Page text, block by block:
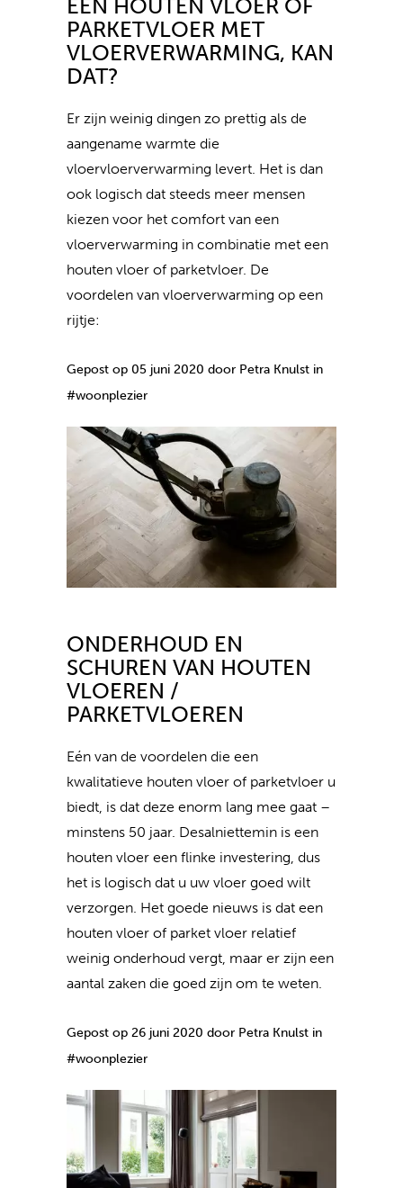
EEN HOUTEN VLOER OF
PARKETVLOER MET
VLOERVERWARMING, KAN
DAT?
Er zijn weinig dingen zo prettig als de
aangename warmte die
vloervloerverwarming levert. Het is dan
ook logisch dat steeds meer mensen
kiezen voor het comfort van een
vloerverwarming in combinatie met een
houten vloer of parketvloer. De
voordelen van vloerverwarming op een
rijtje:
Gepost op 05 juni 2020 door Petra Knulst in
#woonplezier
ONDERHOUD EN
SCHUREN VAN HOUTEN
VLOEREN /
PARKETVLOEREN
Eén van de voordelen die een
kwalitatieve houten vloer of parketvloer u
biedt, is dat deze enorm lang mee gaat –
minstens 50 jaar. Desalniettemin is een
houten vloer een flinke investering, dus
het is logisch dat u uw vloer goed wilt
verzorgen. Het goede nieuws is dat een
houten vloer of parket vloer relatief
weinig onderhoud vergt, maar er zijn een
aantal zaken die goed zijn om te weten.
Gepost op 26 juni 2020 door Petra Knulst in
#woonplezier